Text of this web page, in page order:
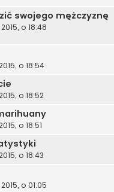
swojego mężczyznę
o 18:48
o 18:54
o 18:52
o 18:51
o 18:43
o 01:05